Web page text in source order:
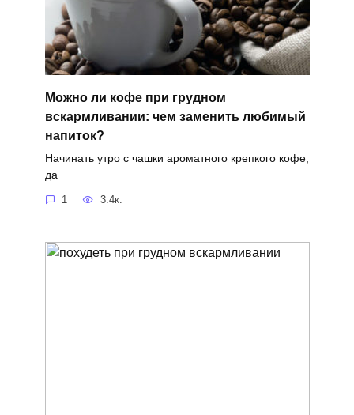
Можно ли кофе при грудном
вскармливании: чем заменить любимый
напиток?
Начинать утро с чашки ароматного крепкого кофе,
да
1 3.4к.